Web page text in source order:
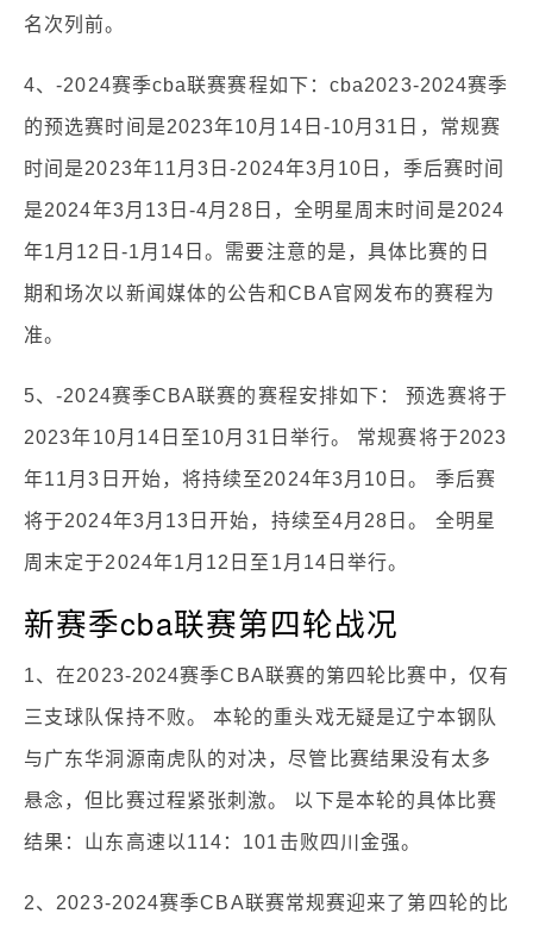
名次列前。
4、-2024赛季cba联赛赛程如下：cba2023-2024赛季
的预选赛时间是2023年10月14日-10月31日，常规赛
时间是2023年11月3日-2024年3月10日，季后赛时间
是2024年3月13日-4月28日，全明星周末时间是2024
年1月12日-1月14日。需要注意的是，具体比赛的日
期和场次以新闻媒体的公告和CBA官网发布的赛程为
准。
5、-2024赛季CBA联赛的赛程安排如下： 预选赛将于
2023年10月14日至10月31日举行。 常规赛将于2023
年11月3日开始，将持续至2024年3月10日。 季后赛
将于2024年3月13日开始，持续至4月28日。 全明星
周末定于2024年1月12日至1月14日举行。
新赛季cba联赛第四轮战况
1、在2023-2024赛季CBA联赛的第四轮比赛中，仅有
三支球队保持不败。 本轮的重头戏无疑是辽宁本钢队
与广东华洞源南虎队的对决，尽管比赛结果没有太多
悬念，但比赛过程紧张刺激。 以下是本轮的具体比赛
结果：山东高速以114：101击败四川金强。
2、2023-2024赛季CBA联赛常规赛迎来了第四轮的比